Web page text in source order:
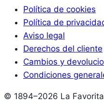
Política de cookies
Política de
Aviso legal
Derechos del cliente
Cambios y
Condiciones
© 1894–2026 La